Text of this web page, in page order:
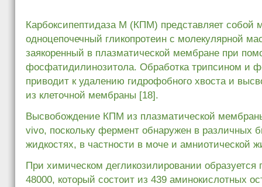
Карбоксипептидаза M (КПМ) представляет собой
одноцепочечный гликопротеин с молекулярной
заякоренный в плазматической мембране при
фосфатидилинозитола. Обработка трипсином и
приводит к удалению гидрофобного хвоста и
из клеточной мембраны [18].
Высвобождение КПM из плазматической
vivo, поскольку фермент обнаружен в различных
жидкостях, в частности в моче и амниотической
При химическом дегликозилировании образуется
48000, который состоит из 439 аминокислотных